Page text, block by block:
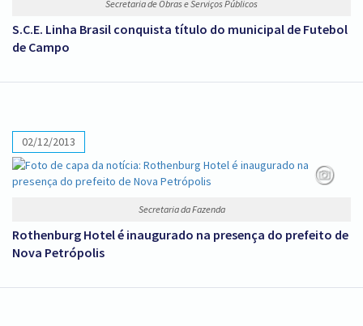
Secretaria de Obras e Serviços Públicos
S.C.E. Linha Brasil conquista título do municipal de Futebol
de Campo
02/12/2013
Secretaria da Fazenda
Rothenburg Hotel é inaugurado na presença do prefeito de
Nova Petrópolis